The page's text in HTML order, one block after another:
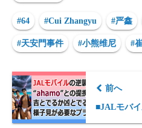
#64 #Cui Zhangyu #严鑫
#天安門事件 #小熊维尼 #
前へ
■JALモバ